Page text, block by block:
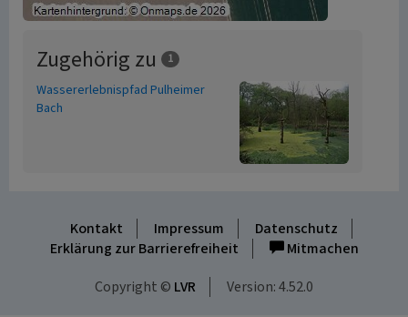
Zugehörig zu 1
Wassererlebnispfad Pulheimer
Bach
Kontakt Impressum
Datenschutz
Erklärung zur Barrierefreiheit
Mitmachen
Copyright © LVR Version: 4.52.0